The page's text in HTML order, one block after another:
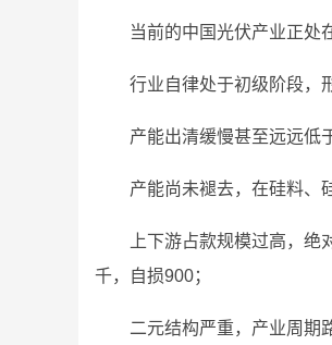
当前的中国光伏产业正处
行业自律处于初级阶段，
产能出清缓慢甚至远远低
产能尚未褪去，在硅料、
上下游占款规模过高，绝
千，自损900；
二元结构严重，产业周期